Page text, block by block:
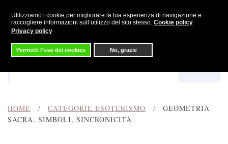
Utilizziamo i cookie per migliorare la tua esperienza di navigazione e
raccogliere informazioni sull’utilizzo del sito stesso. Cookie policy
Privacy policy
Permetti l'uso dei cookies No, grazie
Skip to main content
HOME CATEGORIE ESOTERISMO
GEOMETRIA
SACRA, SIMBOLI, SINCRONICITÀ